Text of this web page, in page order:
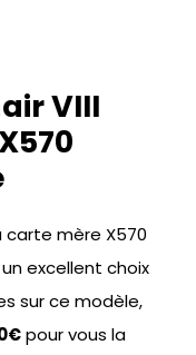
VIII
carte mère X570
un excellent choix
sur ce modèle,
pour vous la